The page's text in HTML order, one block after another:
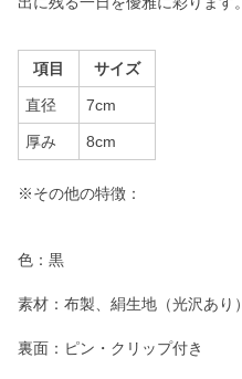
項目 サイズ
直径 7cm
厚み 8cm
※その他の特徴：
色：黒
素材：布製、絹生地（光沢あり）
裏面：ピン・クリップ付き